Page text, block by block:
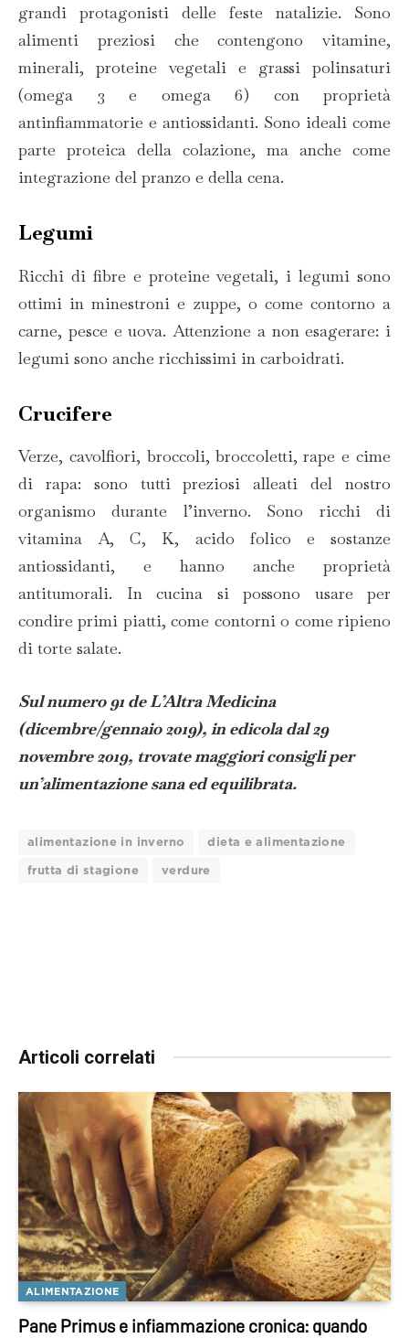
grandi protagonisti delle feste natalizie. Sono
alimenti preziosi che contengono vitamine,
minerali, proteine vegetali e grassi polinsaturi
(omega 3 e omega 6) con proprietà
antinfiammatorie e antiossidanti. Sono ideali come
parte proteica della colazione, ma anche come
integrazione del pranzo e della cena.
Legumi
Ricchi di fibre e proteine vegetali, i legumi sono
ottimi in minestroni e zuppe, o come contorno a
carne, pesce e uova. Attenzione a non esagerare: i
legumi sono anche ricchissimi in carboidrati.
Crucifere
Verze, cavolfiori, broccoli, broccoletti, rape e cime
di rapa: sono tutti preziosi alleati del nostro
organismo durante l’inverno. Sono ricchi di
vitamina A, C, K, acido folico e sostanze
antiossidanti, e hanno anche proprietà
antitumorali. In cucina si possono usare per
condire primi piatti, come contorni o come ripieno
di torte salate.
Sul numero 91 de L’Altra Medicina
(dicembre/gennaio 2019), in edicola dal 29
novembre 2019, trovate maggiori consigli per
un’alimentazione sana ed equilibrata.
alimentazione in inverno dieta e alimentazione
frutta di stagione verdure
Articoli correlati
ALIMENTAZIONE
Pane Primus e infiammazione cronica: quando